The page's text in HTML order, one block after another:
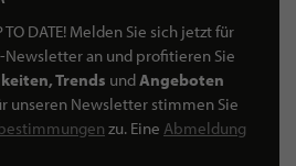
DATE! Melden Sie sich jetzt für
Newsletter an und profitieren Sie
Trends undAngeboten
unseren Newsletter stimmen Sie
zu. Eine Abmeldung